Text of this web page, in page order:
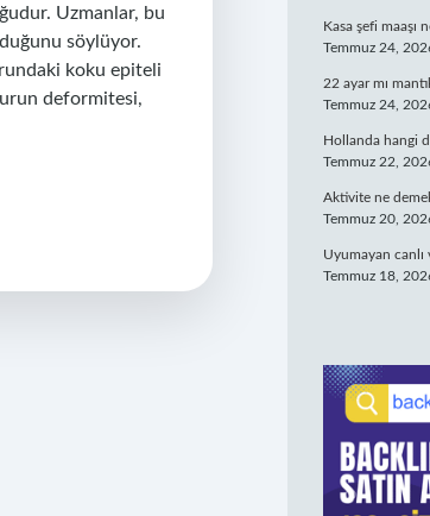
Uzmanlar, bu
söylüyor.
koku epiteli
deformitesi,
Kasa şefi maaşı
Temmuz 24,
22 ayar mı
Temmuz 24,
Hollanda hangi
Temmuz 22,
Aktivite ne
Temmuz 20,
Uyumayan canlı
Temmuz 18,